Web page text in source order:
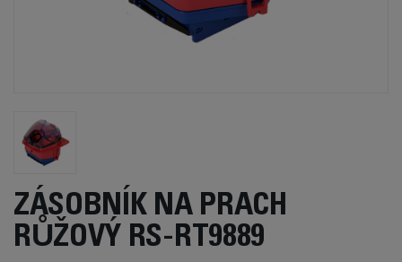
ZÁSOBNÍK NA PRACH
RŮŽOVÝ RS-RT9889